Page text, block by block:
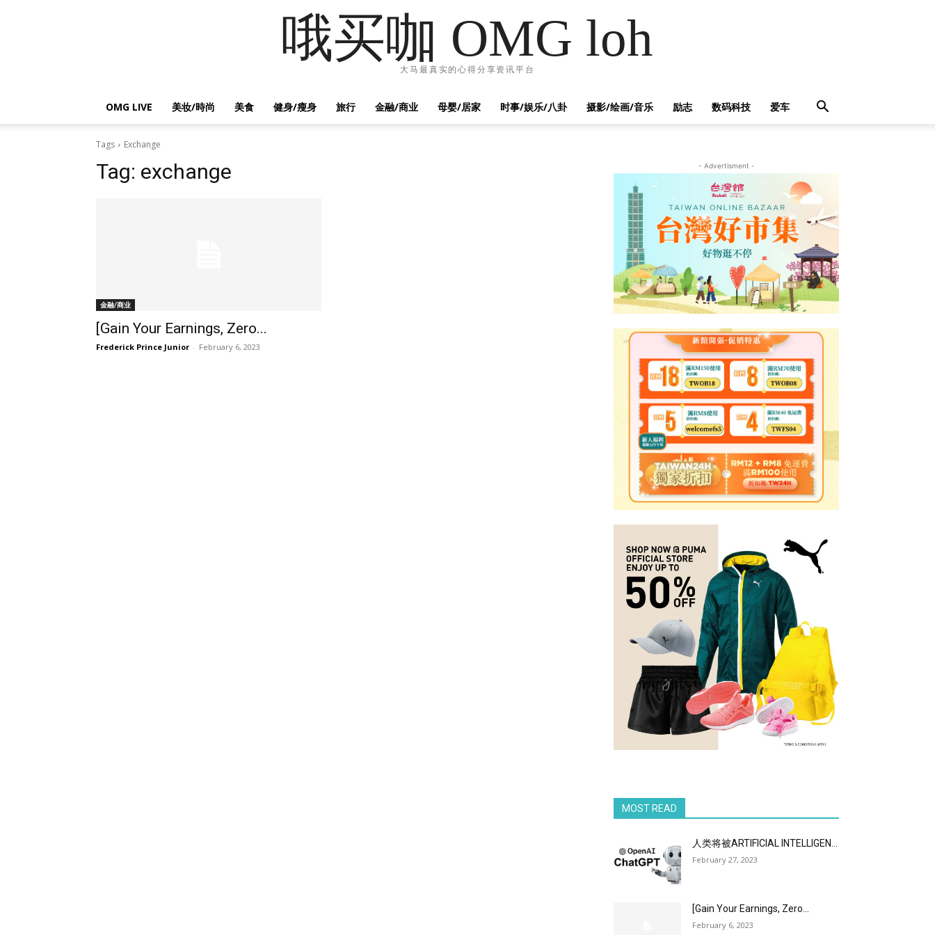
哦买咖 OMG loh
大马最真实的心得分享资讯平台
OMG LIVE 美妆/時尚 美食 健身/瘦身 旅行 金融/商业 母婴/居家 时事/娱乐/八卦 摄影/绘画/音乐 励志 数码科技 爱车
Tags Exchange
Tag: exchange
金融/商业
[Gain Your Earnings, Zero...
Frederick Prince Junior - February 6, 2023
- Advertisment -
MOST READ
人类将被ARTIFICIAL INTELLIGEN...
February 27, 2023
[Gain Your Earnings, Zero...
February 6, 2023